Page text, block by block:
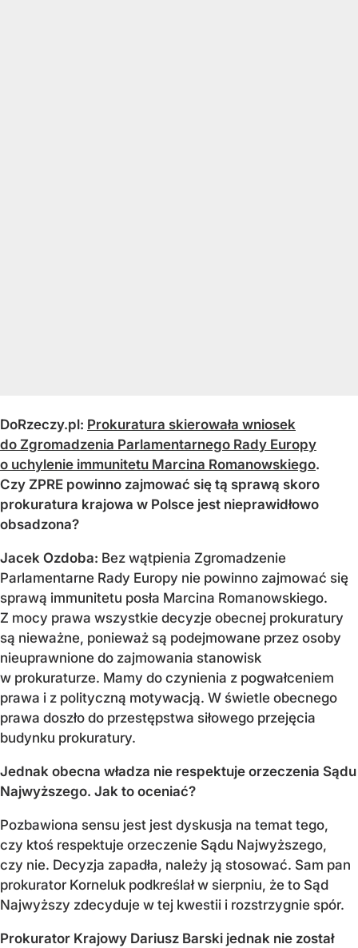
DoRzeczy.pl: Prokuratura skierowała wniosek
do Zgromadzenia Parlamentarnego Rady Europy
o uchylenie immunitetu Marcina Romanowskiego.
Czy ZPRE powinno zajmować się tą sprawą skoro
prokuratura krajowa w Polsce jest nieprawidłowo
obsadzona?
Jacek Ozdoba: Bez wątpienia Zgromadzenie
Parlamentarne Rady Europy nie powinno zajmować się
sprawą immunitetu posła Marcina Romanowskiego.
Z mocy prawa wszystkie decyzje obecnej prokuratury
są nieważne, ponieważ są podejmowane przez osoby
nieuprawnione do zajmowania stanowisk
w prokuraturze. Mamy do czynienia z pogwałceniem
prawa i z polityczną motywacją. W świetle obecnego
prawa doszło do przestępstwa siłowego przejęcia
budynku prokuratury.
Jednak obecna władza nie respektuje orzeczenia Sądu
Najwyższego. Jak to oceniać?
Pozbawiona sensu jest jest dyskusja na temat tego,
czy ktoś respektuje orzeczenie Sądu Najwyższego,
czy nie. Decyzja zapadła, należy ją stosować. Sam pan
prokurator Korneluk podkreślał w sierpniu, że to Sąd
Najwyższy zdecyduje w tej kwestii i rozstrzygnie spór.
Prokurator Krajowy Dariusz Barski jednak nie został